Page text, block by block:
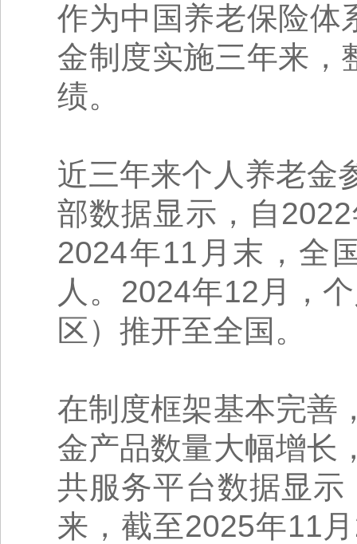
作为中国养老保险体
金制度实施三年来，
绩。
近三年来个人养老金
部数据显示，自
2024年11月末，全
人。2024年12月，
区）推开至全国。
在制度框架基本完善
金产品数量大幅增长
共服务平台数据显
来，截至2025年11